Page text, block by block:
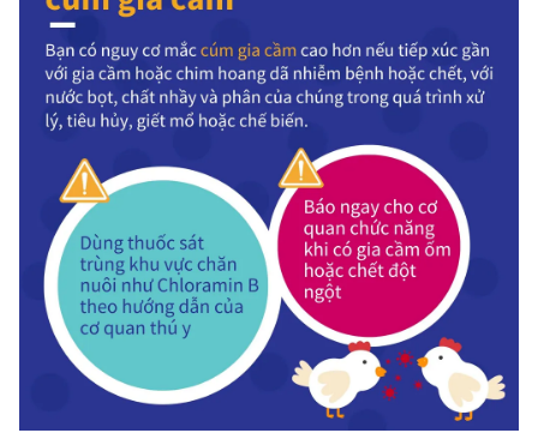
Liên hệ tòa soạn English
THỜI BÁO VTV
Theo dõi báo trên
Cơ quan chủ quản:
Đài Truyền hình Việt Nam